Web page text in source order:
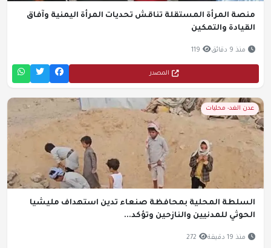
منصة المرأة المستقلة تناقش تحديات المرأة اليمنية وآفاق
القيادة والتمكين
منذ 9 دقائق 119
المصدر
عدن الغد- محليات
السلطة المحلية بمحافظة صنعاء تدين استهداف مليشيا
الحوثي للمدنيين والنازحين وتؤكد...
منذ 19 دقيقة 272